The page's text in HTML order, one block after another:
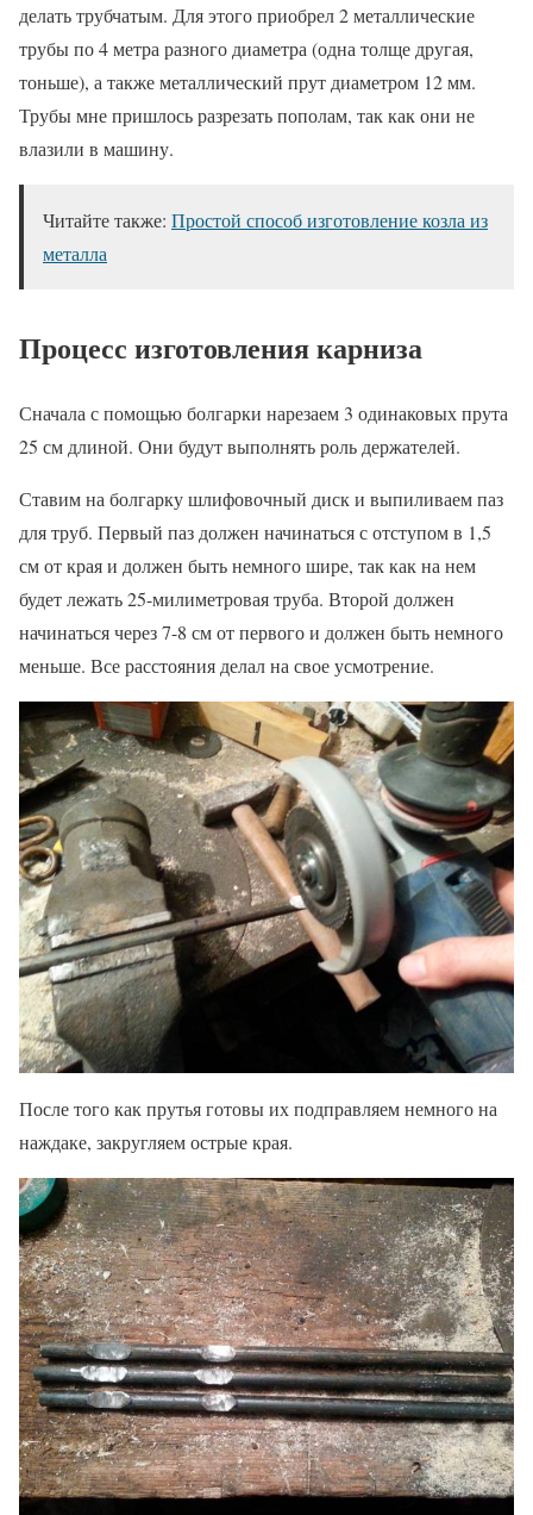
делать трубчатым. Для этого приобрел 2 металлические
трубы по 4 метра разного диаметра (одна толще другая,
тоньше), а также металлический прут диаметром 12 мм.
Трубы мне пришлось разрезать пополам, так как они не
влазили в машину.
Читайте также: Простой способ изготовление козла из
металла
Процесс изготовления карниза
Сначала с помощью болгарки нарезаем 3 одинаковых прута
25 см длиной. Они будут выполнять роль держателей.
Ставим на болгарку шлифовочный диск и выпиливаем паз
для труб. Первый паз должен начинаться с отступом в 1,5
см от края и должен быть немного шире, так как на нем
будет лежать 25-милиметровая труба. Второй должен
начинаться через 7-8 см от первого и должен быть немного
меньше. Все расстояния делал на свое усмотрение.
После того как прутья готовы их подправляем немного на
наждаке, закругляем острые края.